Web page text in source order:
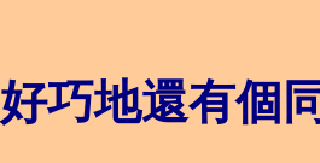
好巧地還有個